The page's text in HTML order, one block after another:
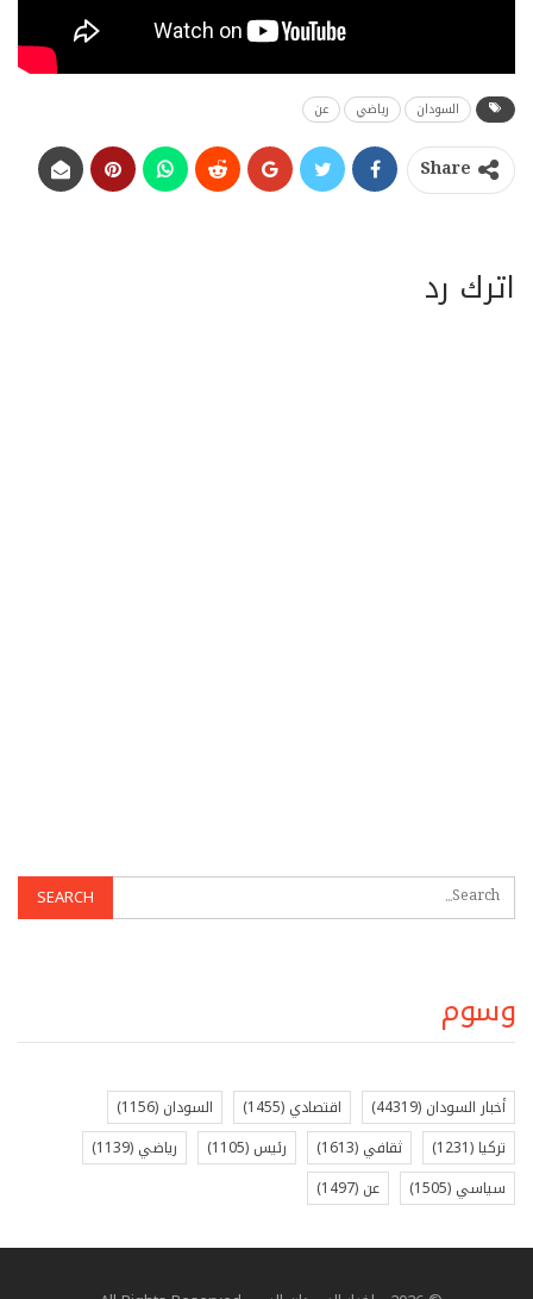
السودان رياضي عن
Share
اترك رد
وسوم
أخبار السودان (44319) اقتصادي (1455) السودان (1156)
تركيا (1231) ثقافي (1613) رئيس (1105) رياضي (1139)
سياسي (1505) عن (1497)